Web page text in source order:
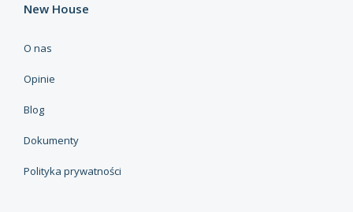
New House
O nas
Opinie
Blog
Dokumenty
Polityka prywatności